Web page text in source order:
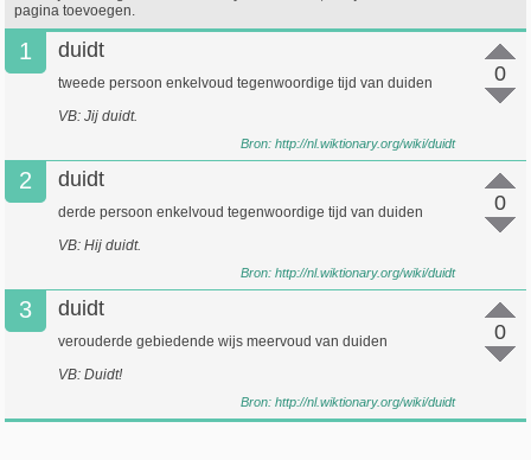
pagina toevoegen.
1
0
duidt
tweede persoon enkelvoud tegenwoordige tijd van duiden
VB: Jij duidt.
Bron: http://nl.wiktionary.org/wiki/duidt
2
0
duidt
derde persoon enkelvoud tegenwoordige tijd van duiden
VB: Hij duidt.
Bron: http://nl.wiktionary.org/wiki/duidt
3
0
duidt
verouderde gebiedende wijs meervoud van duiden
VB: Duidt!
Bron: http://nl.wiktionary.org/wiki/duidt